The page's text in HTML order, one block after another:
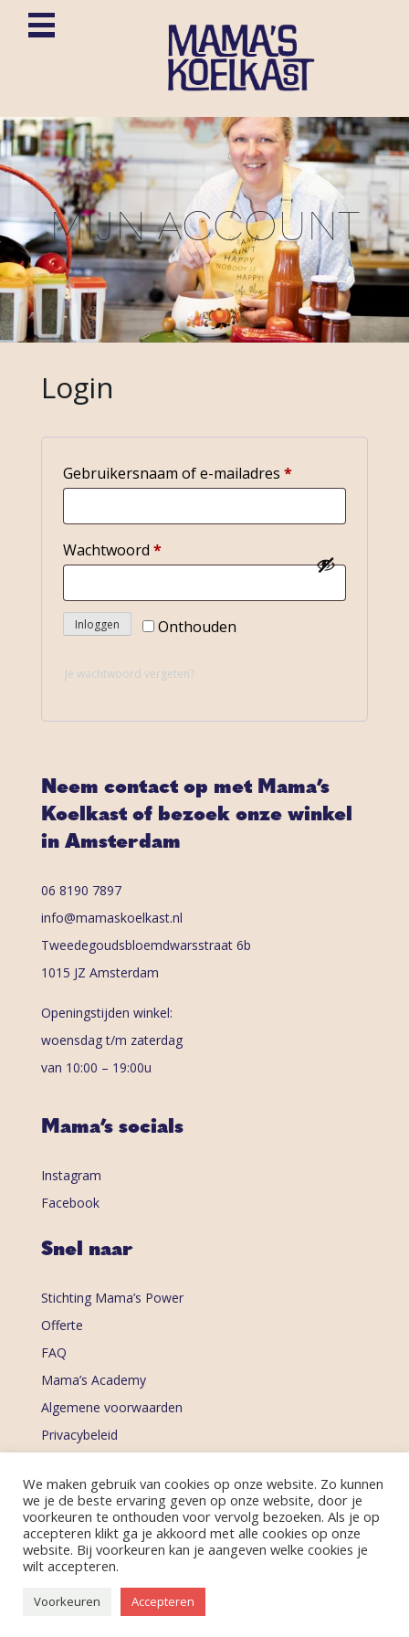
MIJN ACCOUNT
Login
Gebruikersnaam of e-mailadres *Vereist
Wachtwoord *Vereist
Onthouden
Inloggen
Je wachtwoord vergeten?
Neem contact op met Mama’s
Koelkast of bezoek onze winkel
in Amsterdam
06 8190 7897
info@mamaskoelkast.nl
Tweedegoudsbloemdwarsstraat 6b
1015 JZ Amsterdam
Openingstijden winkel:
woensdag t/m zaterdag
van 10:00 – 19:00u
Mama’s socials
Instagram
Facebook
Snel naar
Stichting Mama’s Power
Offerte
FAQ
Mama’s Academy
Algemene voorwaarden
Privacybeleid
Ontvang de nieuwsbrief
We maken gebruik van cookies op onze website. Zo kunnen
we je de beste ervaring geven op onze website, door je
voorkeuren te onthouden voor vervolg bezoeken. Als je op
accepteren klikt ga je akkoord met alle cookies op onze
website. Bij voorkeuren kan je aangeven welke cookies je
wilt accepteren.
Voorkeuren Accepteren